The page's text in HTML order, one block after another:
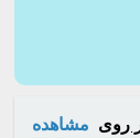
مشاهده روی